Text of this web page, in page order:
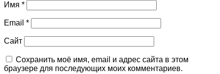
Имя *
Email *
Сайт
Сохранить моё имя, email и адрес сайта в этом
браузере для последующих моих комментариев.